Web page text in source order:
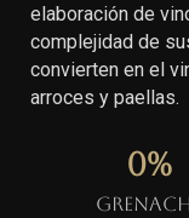
elaboración de
complejidad de
convierten en el
arroces y paellas.
0%